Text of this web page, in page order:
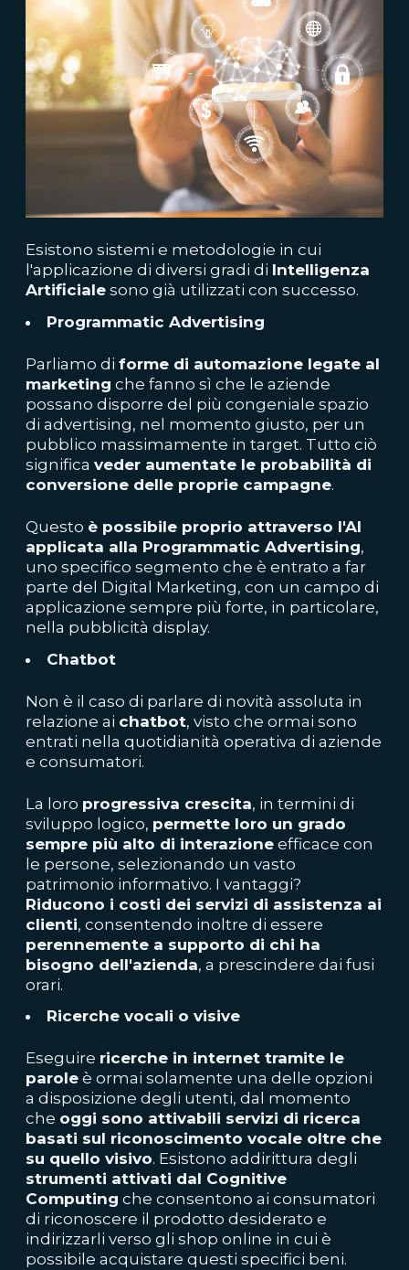
Esistono sistemi e metodologie in cui
l'applicazione di diversi gradi di Intelligenza
Artificiale sono già utilizzati con successo.
Programmatic Advertising
Parliamo di forme di automazione legate al
marketing che fanno sì che le aziende
possano disporre del più congeniale spazio
di advertising, nel momento giusto, per un
pubblico massimamente in target. Tutto ciò
significa veder aumentate le probabilità di
conversione delle proprie campagne.
Questo è possibile proprio attraverso l'AI
applicata alla Programmatic Advertising,
uno specifico segmento che è entrato a far
parte del Digital Marketing, con un campo di
applicazione sempre più forte, in particolare,
nella pubblicità display.
Chatbot
Non è il caso di parlare di novità assoluta in
relazione ai chatbot, visto che ormai sono
entrati nella quotidianità operativa di aziende
e consumatori.
La loro progressiva crescita, in termini di
sviluppo logico, permette loro un grado
sempre più alto di interazione efficace con
le persone, selezionando un vasto
patrimonio informativo. I vantaggi?
Riducono i costi dei servizi di assistenza ai
clienti, consentendo inoltre di essere
perennemente a supporto di chi ha
bisogno dell'azienda, a prescindere dai fusi
orari.
Ricerche vocali o visive
Eseguire ricerche in internet tramite le
parole è ormai solamente una delle opzioni
a disposizione degli utenti, dal momento
che oggi sono attivabili servizi di ricerca
basati sul riconoscimento vocale oltre che
su quello visivo. Esistono addirittura degli
strumenti attivati dal Cognitive
Computing che consentono ai consumatori
di riconoscere il prodotto desiderato e
indirizzarli verso gli shop online in cui è
possibile acquistare questi specifici beni.